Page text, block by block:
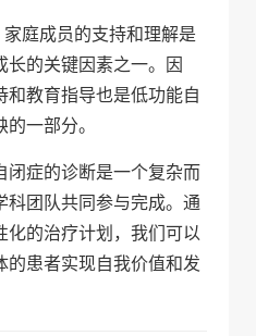
庭成员的支持和理解是
的关键因素之一。因
和教育指导也是低功能自
一部分。
闭症的诊断是一个复杂而
科团队共同参与完成。通
化的治疗计划，我们可以
的患者实现自我价值和发